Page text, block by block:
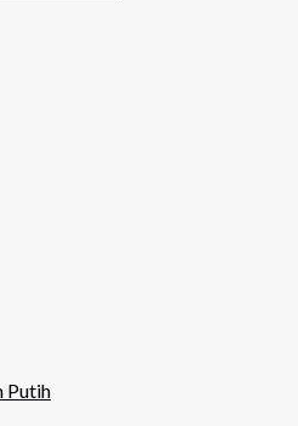
Putih